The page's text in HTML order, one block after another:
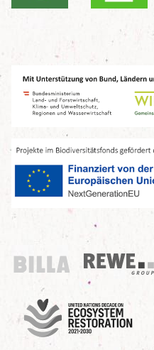
Billa
REWE Group
UN Decade